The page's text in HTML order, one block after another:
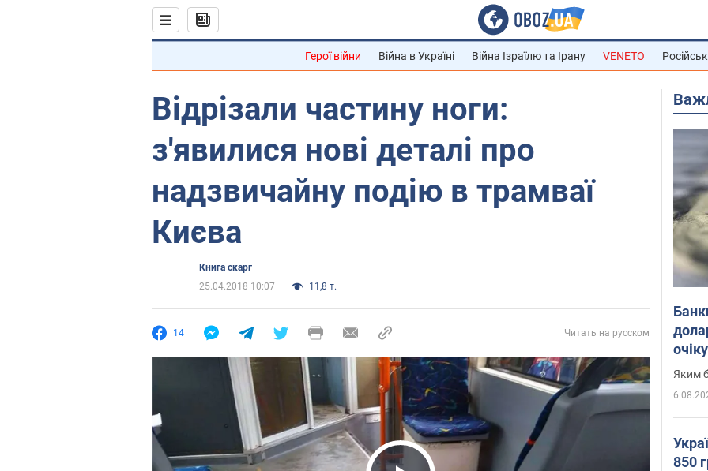
Герої війни Війна в Україні Війна Ізраїлю та Ірану VENETO
Відрізали частину ноги:
з'явилися нові деталі про
надзвичайну подію в трамваї
Києва
Книга скарг
25.04.2018 10:07
11,8 т.
14 Читать на русском
Яким
850